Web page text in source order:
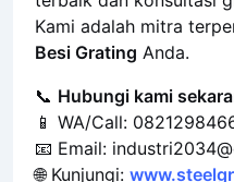
Jangan tunda proyek
terbaik dan konsultasi
Besi GratingAnda.
📞 Hubungi kami
📱 WA/Call: